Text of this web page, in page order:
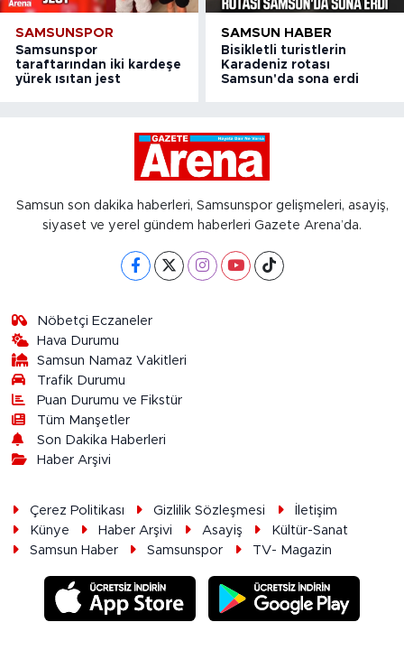
SAMSUNSPOR
Samsunspor
taraftarından iki kardeşe
yürek ısıtan jest
SAMSUN HABER
Bisikletli turistlerin
Karadeniz rotası
Samsun'da sona erdi
Samsun son dakika haberleri, Samsunspor gelişmeleri, asayiş,
siyaset ve yerel gündem haberleri Gazete Arena’da.
Nöbetçi Eczaneler
Hava Durumu
Samsun Namaz Vakitleri
Trafik Durumu
Puan Durumu ve Fikstür
Tüm Manşetler
Son Dakika Haberleri
Haber Arşivi
Çerez Politikası Gizlilik Sözleşmesi
İletişim
Künye
Haber Arşivi Asayiş
Kültür-Sanat
Samsun Haber
Samsunspor TV- Magazin